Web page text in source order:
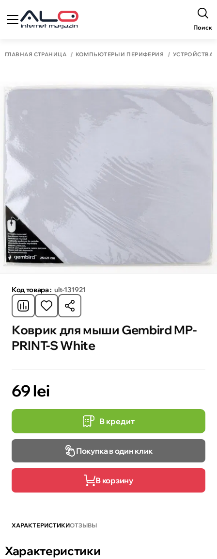
Поиск
ГЛАВНАЯ СТРАНИЦА КОМПЬЮТЕРЫ И ПЕРИФЕРИЯ УСТРОЙСТВА
Код товара : ult-131921
Коврик для мыши Gembird MP-
PRINT-S White
69 lei
В кредит
Покупка в один клик
В корзину
ХАРАКТЕРИСТИКИОТЗЫВЫ
Характеристики